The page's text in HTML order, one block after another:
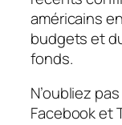
américains
budgets et
fonds.
N’oubliez
Facebook et